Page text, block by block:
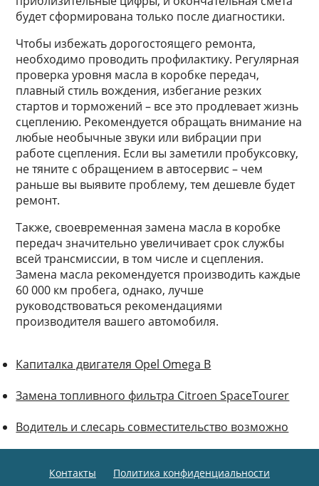
будет сформирована только после диагностики.
Чтобы избежать дорогостоящего ремонта,
необходимо проводить профилактику. Регулярная
проверка уровня масла в коробке передач,
плавный стиль вождения, избегание резких
стартов и торможений – все это продлевает жизнь
сцеплению. Рекомендуется обращать внимание на
любые необычные звуки или вибрации при
работе сцепления. Если вы заметили пробуксовку,
не тяните с обращением в автосервис – чем
раньше вы выявите проблему, тем дешевле будет
ремонт.
Также, своевременная замена масла в коробке
передач значительно увеличивает срок службы
всей трансмиссии, в том числе и сцепления.
Замена масла рекомендуется производить каждые
60 000 км пробега, однако, лучше
руководствоваться рекомендациями
производителя вашего автомобиля.
Капиталка двигателя Opel Omega B
Замена топливного фильтра Citroen SpaceTourer
Водитель и слесарь совместительство возможно
Контакты Политика конфиденциальности